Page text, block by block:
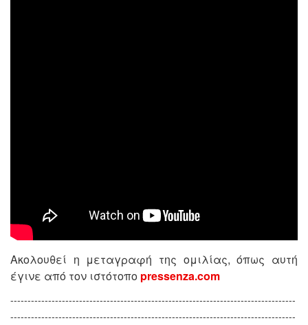
Ακολουθεί η μεταγραφή της ομιλίας, όπως αυτή
έγινε από τον ιστότοπο pressenza.com
-----------------------------------------------------------------------------------
-----------------------------------------------------------------------------------